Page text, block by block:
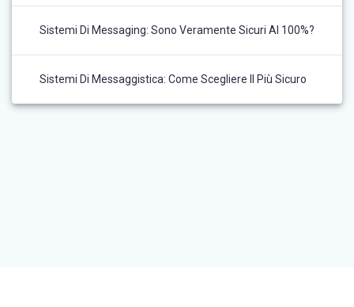
Sistemi Di Messaging: Sono Veramente Sicuri Al 100%?
Sistemi Di Messaggistica: Come Scegliere Il Più Sicuro